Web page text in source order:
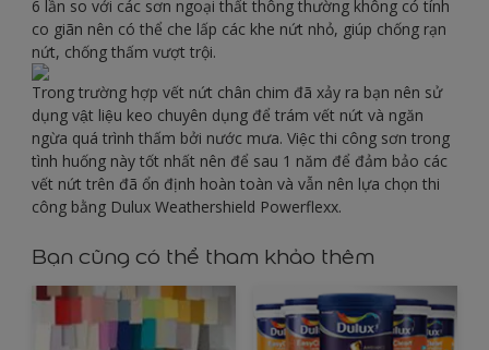
6 lần so với các sơn ngoại thất thông thường không có tính
co giãn nên có thể che lấp các khe nứt nhỏ, giúp chống rạn
nứt, chống thấm vượt trội.
Trong trường hợp vết nứt chân chim đã xảy ra bạn nên sử
dụng vật liệu keo chuyên dụng để trám vết nứt và ngăn
ngừa quá trình thấm bởi nước mưa. Việc thi công sơn trong
tình huống này tốt nhất nên để sau 1 năm để đảm bảo các
vết nứt trên đã ổn định hoàn toàn và vẫn nên lựa chọn thi
công bằng Dulux Weathershield Powerflexx.
Bạn cũng có thể tham khảo thêm